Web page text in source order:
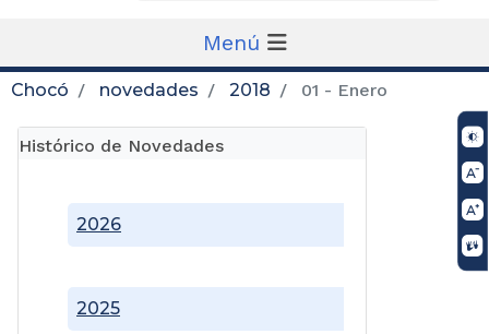
Menú
Chocó novedades 2018 01 - Enero
Histórico de Novedades
2025
2026